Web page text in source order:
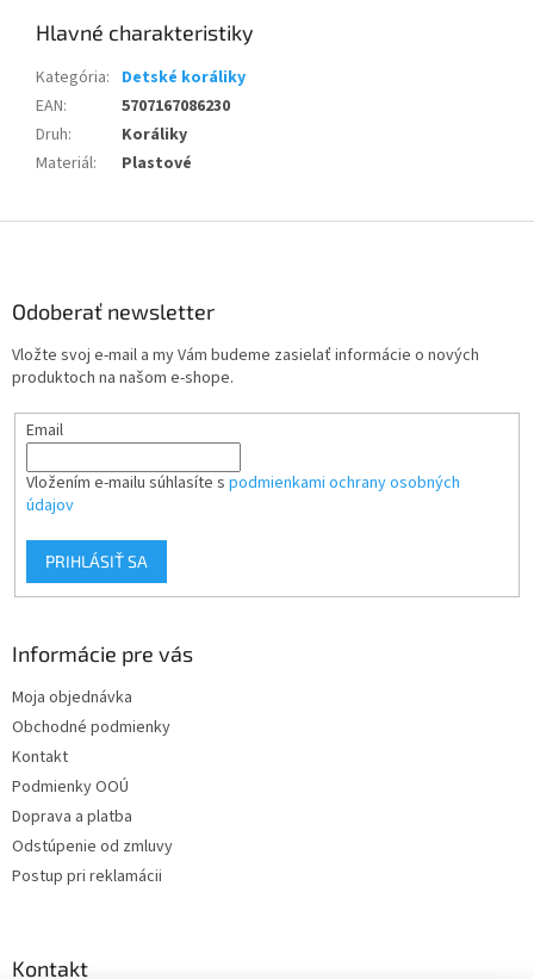
Kategória: Detské koráliky
EAN:
5707167086230
Druh:
Koráliky
Materiál: Plastové
Odoberať newsletter
Vložte svoj e-mail a my Vám budeme zasielať informácie o nových
produktoch na našom e-shope.
Email
Vložením e-mailu súhlasíte s podmienkami ochrany osobných
údajov
PRIHLÁSIŤ SA
Informácie pre vás
Moja objednávka
Obchodné podmienky
Kontakt
Podmienky OOÚ
Doprava a platba
Odstúpenie od zmluvy
Postup pri reklamácii
Kontakt